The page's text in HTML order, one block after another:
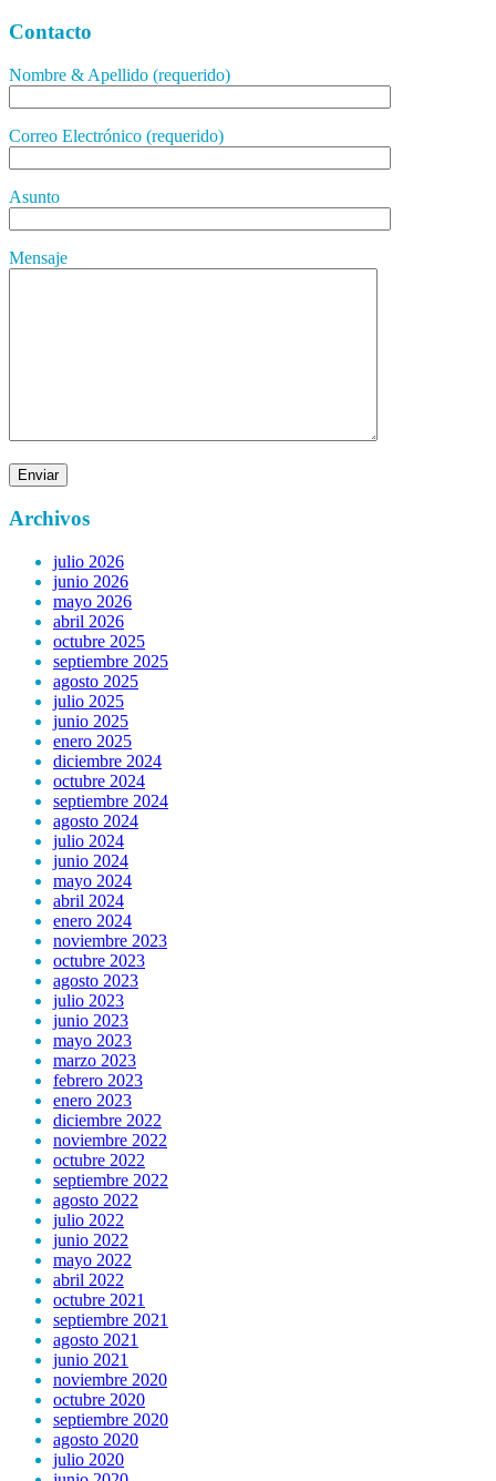
Contacto
Nombre & Apellido (requerido)
Correo Electrónico (requerido)
Asunto
Mensaje
Archivos
julio 2026
junio 2026
mayo 2026
abril 2026
octubre 2025
septiembre 2025
agosto 2025
julio 2025
junio 2025
enero 2025
diciembre 2024
octubre 2024
septiembre 2024
agosto 2024
julio 2024
junio 2024
mayo 2024
abril 2024
enero 2024
noviembre 2023
octubre 2023
agosto 2023
julio 2023
junio 2023
mayo 2023
marzo 2023
febrero 2023
enero 2023
diciembre 2022
noviembre 2022
octubre 2022
septiembre 2022
agosto 2022
julio 2022
junio 2022
mayo 2022
abril 2022
octubre 2021
septiembre 2021
agosto 2021
junio 2021
noviembre 2020
octubre 2020
septiembre 2020
agosto 2020
julio 2020